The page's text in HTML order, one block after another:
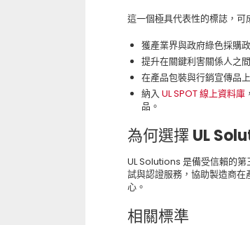
這一個極具代表性的標誌，可
獲產業界與政府綠色採購
提升在關鍵利害關係人之
在產品包裝與行銷宣傳品
納入 UL SPOT 線上資料庫
品。
為何選擇 UL
UL Solutions 是備受信賴的
試與認證服務，協助製造商
心。
相關標準